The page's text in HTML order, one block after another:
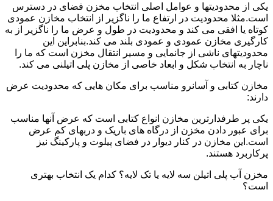
یکی از محدودیتها و عوامل اصلی انتخاب مخزن فضای در دسترس
است.مثلا محدودیت در ارتفاع ما را ناگزیر از انتخاب مخازن عمودی
کوتاه یا افقی می کند و محدودیت در طول و عرض ما را ناگزیر از به
کارگیری مخازن عمودی و عمودی بلند می کند.بنابراین این
محدودیتهای ناشی از جانمایی و مسیر انتقال مخزن است که ما را
ناچار به انتخاب شکل و ابعاد خاصی از مخازن پلی اتیلنی می کند.
مخازن کتابی و آسانرو مناسب برای مکان هایی که محدودیت عرض
دارند:
یکی پر طرفدارترین مخازن انواع کتابی است که عرض آنها مناسب
برای عبور دادن مخزن از درگاه های باریک و دربهای کم عرض
است.این مخازن در کنار دیوار در فضای پیلوت و پارکینگ نیز
پرکاربرد هستند.
مخزن آب پلی اتیلن سه لایه یا تک لایه؟ کدام یک انتخاب بهتری
است؟